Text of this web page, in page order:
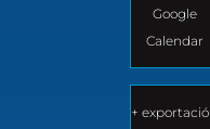
Google
Calendar
+